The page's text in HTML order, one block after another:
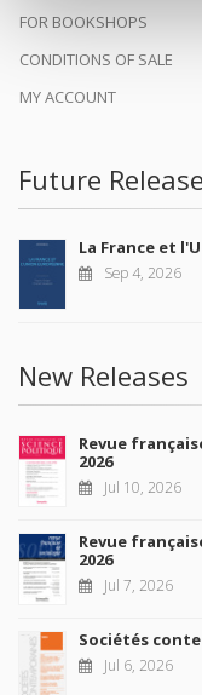
FOR BOOKSHOPS
CONDITIONS OF SALE
MY ACCOUNT
Future
La France et
Sep 4, 2026
New Releases
Revue
2026
Jul 10, 2026
Revue
2026
Jul 7, 2026
Sociétés
Jul 6, 2026